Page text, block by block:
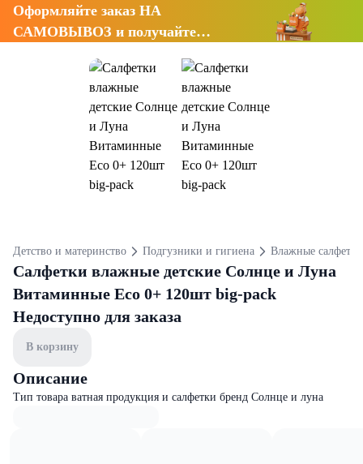
Оформляйте заказ НА
САМОВЫВОЗ и получайте
Детство и материнство Подгузники и гигиена Влажные салфетки
Салфетки влажные детские Солнце и Луна
Витаминные Eco 0+ 120шт big-pack
Недоступно для заказа
В корзину
Описание
Тип товара ватная продукция и салфетки бренд Солнце и луна